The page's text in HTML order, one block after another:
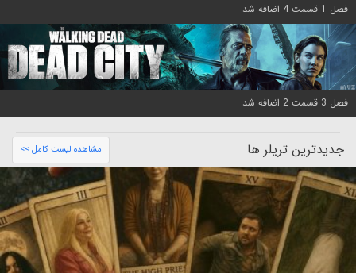
فصل 1 قسمت 4 اضافه شد
فصل 3 قسمت 2 اضافه شد
جدیدترین تریلر ها مشاهده لیست کامل >>